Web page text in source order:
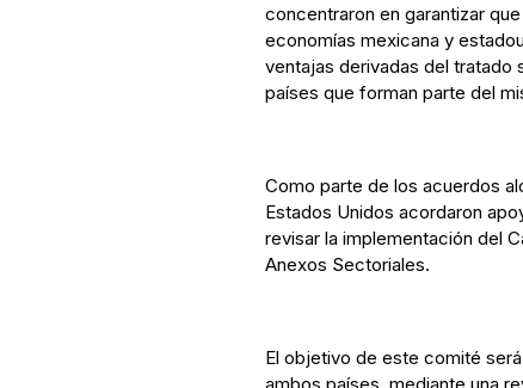
concentraron en garantizar
economías mexicana y
ventajas derivadas del tratado
países que forman parte del
Como parte de los acuerdos
Estados Unidos acordaron
revisar la implementación del
Anexos Sectoriales.
El objetivo de este comité